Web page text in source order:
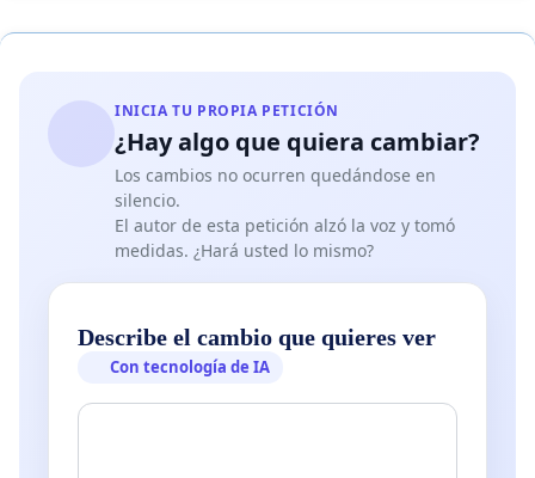
INICIA TU PROPIA PETICIÓN
¿Hay algo que quiera cambiar?
Los cambios no ocurren quedándose en
silencio.
El autor de esta petición alzó la voz y tomó
medidas. ¿Hará usted lo mismo?
Describe el cambio que quieres ver
Con tecnología de IA